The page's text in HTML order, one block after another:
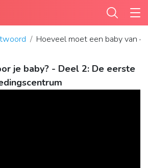
Hoeveel moet een baby van 4
je baby? - Deel 2: De eerste